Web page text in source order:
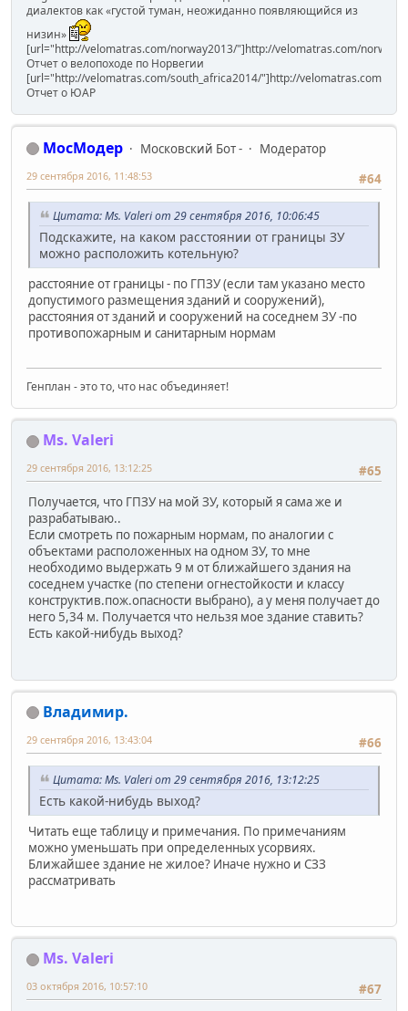
диалектов как «густой туман, неожиданно появляющийся из
низин»
[url="http://velomatras.com/norway2013/"]http://velomatras.com/
Отчет о велопоходе по Норвегии
[url="http://velomatras.com/south_africa2014/"]http://velomatras.com/
Отчет о ЮАР
МосМодер Московский Бот -
Модератор
#64
29 сентября 2016, 11:48:53
Цитата: Ms. Valeri от 29 сентября 2016, 10:06:45
Подскажите, на каком расстоянии от границы ЗУ
можно расположить котельную?
расстояние от границы - по ГПЗУ (если там указано место
допустимого размещения зданий и сооружений),
расстояния от зданий и сооружений на соседнем ЗУ -по
противопожарным и санитарным нормам
Генплан - это то, что нас объединяет!
Ms. Valeri
#65
29 сентября 2016, 13:12:25
Получается, что ГПЗУ на мой ЗУ, который я сама же и
разрабатываю..
Если смотреть по пожарным нормам, по аналогии с
объектами расположенных на одном ЗУ, то мне
необходимо выдержать 9 м от ближайшего здания на
соседнем участке (по степени огнестойкости и классу
конструктив.пож.опасности выбрано), а у меня получает до
него 5,34 м. Получается что нельзя мое здание ставить?
Есть какой-нибудь выход?
Владимир.
#66
29 сентября 2016, 13:43:04
Цитата: Ms. Valeri от 29 сентября 2016, 13:12:25
Есть какой-нибудь выход?
Читать еще таблицу и примечания. По примечаниям
можно уменьшать при определенных усорвиях.
Ближайшее здание не жилое? Иначе нужно и СЗЗ
рассматривать
Ms. Valeri
#67
03 октября 2016, 10:57:10